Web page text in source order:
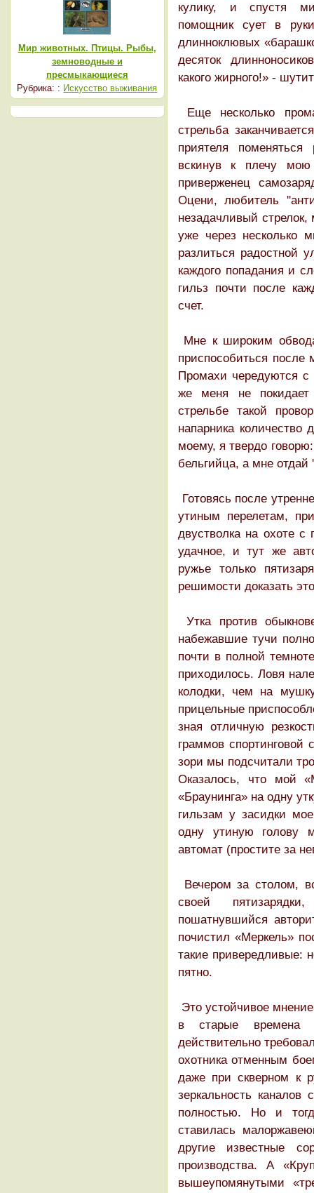
кулику, и спустя
помощник сует в
длинноклювых
десяток
какого жирного!» -
Еще несколько
стрельба
приятеля
вскинув к плечу мою
приверженец
Оцени, любитель
незадачливый
уже через несколько
разлиться радостной
каждого попадания и
гильз почти после
счет.
Мне к широким
приспособиться после
Промахи чередуются
же меня не покидает
стрельбе такой
напарника количество
моему, я твердо
бельгийца, а мне отдай
Готовясь после
утиным перелетам,
двустволка на охоте
удачное, и тут же
ружье только
решимости доказать
Утка против
набежавшие тучи
почти в полной
приходилось. Ловя
колодки, чем на
прицельные
зная отличную
граммов спортинговой
зори мы подсчитали
Оказалось, что мой
«Браунинга» на одну
гильзам у засидки
одну утиную голову
автомат (простите за
Вечером за столом,
своей
пошатнувшийся
почистил «Меркель»
такие привередливые:
пятно.
Это устойчивое
в старые времена
действительно
охотника отменным
даже при скверном к
зеркальность каналов
полностью. Но и
ставилась
другие известные
производства. А
вышеупомянутыми
Мир животных. Птицы. Рыбы,
земноводные и
пресмыкающиеся
Рубрика: : Искусство выживания